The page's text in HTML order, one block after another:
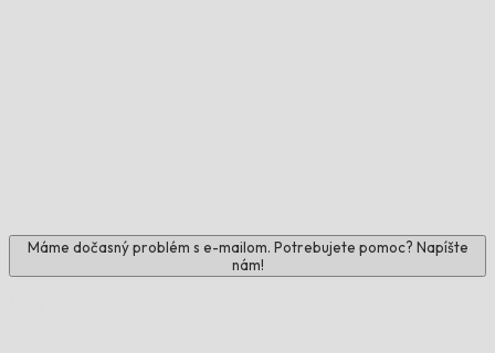
Máme dočasný problém s e-mailom. Potrebujete pomoc? Napíšte
nám!